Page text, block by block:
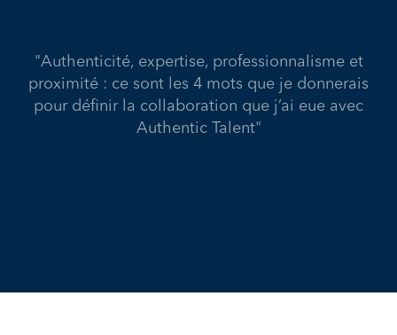
"Authenticité, expertise, professionnalisme et
proximité : ce sont les 4 mots que je donnerais
pour définir la collaboration que j’ai eue avec
Authentic Talent"